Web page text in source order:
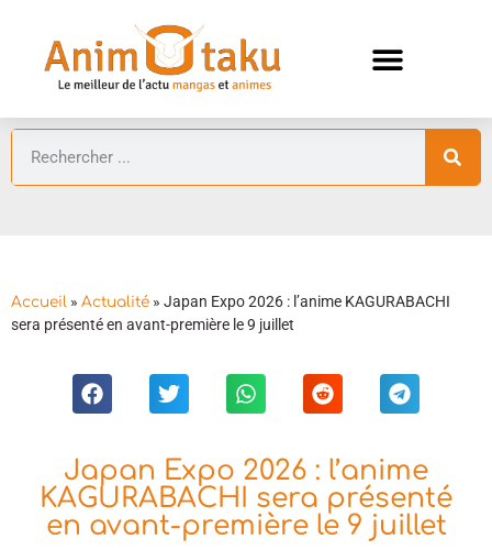
Accueil » Actualité » Japan Expo 2026 : l’anime KAGURABACHI
sera présenté en avant-première le 9 juillet
Japan Expo 2026 : l’anime
KAGURABACHI sera présenté
en avant-première le 9 juillet